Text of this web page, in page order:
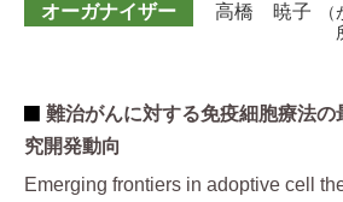
オーガナイザー 高橋 暁子
難治がんに対する免疫細胞療法の
究開発動向
Emerging frontiers in adoptive cell